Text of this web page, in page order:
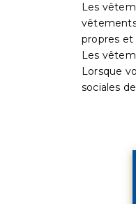
Les
propres et
Les
Lorsque
sociales